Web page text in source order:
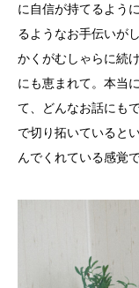
に自信が持てるよう
るようなお手伝いが
かくがむしゃらに続
にも恵まれて。本当
て、どんなお話にも
で切り拓いていると
んでくれている感覚で